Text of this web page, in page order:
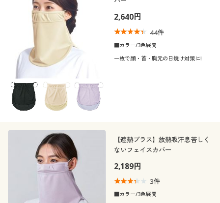
2,640円
44件
■カラー/3色展開
一枚で顔・首・胸元の日焼け対策に!
【遮熱プラス】放熱吸汗息苦しく
ないフェイスカバー
2,189円
3件
■カラー/3色展開